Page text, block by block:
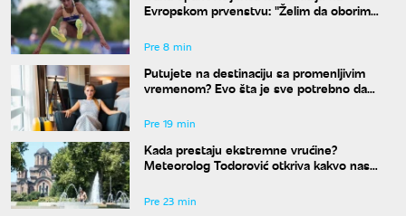
Evropskom prvenstvu: "Želim da oborim
Pre 8 min
Putujete na destinaciju sa promenljivim
vremenom? Evo šta je sve potrebno da
Pre 19 min
Kada prestaju ekstremne vrućine?
Meteorolog Todorović otkriva kakvo nas
Pre 23 min